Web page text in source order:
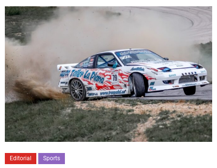
Editorial Sports